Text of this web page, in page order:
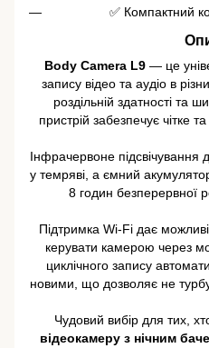
✅ Компактний
Body Camera L9 — це
запису відео та аудіо в
роздільній здатності та
пристрій забезпечує чітке
Інфрачервоне підсвічування
у темряві, а ємний
8 годин безперервної
Підтримка Wi-Fi дає
керувати камерою через
циклічного запису
новими, що дозволяє не
Чудовий вибір для тих,
відеокамеру з нічним